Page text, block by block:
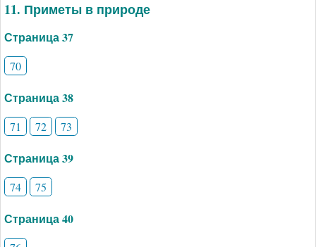
11. Приметы в природе
Страница 37
70
Страница 38
71 72 73
Страница 39
74 75
Страница 40